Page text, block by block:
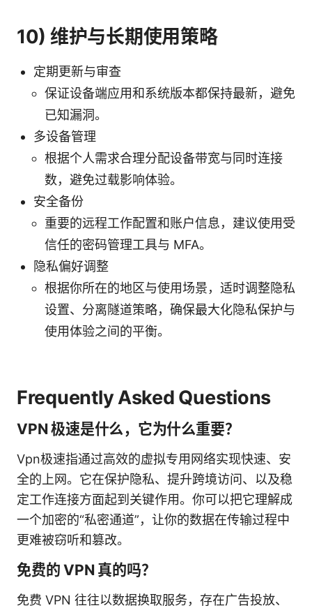
10) 维护与长期使用策略
定期更新与审查
保证设备端应用和系统版本都保持最新，避免
已知漏洞。
多设备管理
根据个人需求合理分配设备带宽与同时连接
数，避免过载影响体验。
安全备份
重要的远程工作配置和账户信息，建议使用受
信任的密码管理工具与 MFA。
隐私偏好调整
根据你所在的地区与使用场景，适时调整隐私
设置、分离隧道策略，确保最大化隐私保护与
使用体验之间的平衡。
Frequently Asked Questions
VPN 极速是什么，它为什么重要？
Vpn极速指通过高效的虚拟专用网络实现快速、安
全的上网。它在保护隐私、提升跨境访问、以及稳
定工作连接方面起到关键作用。你可以把它理解成
一个加密的“私密通道”，让你的数据在传输过程中
更难被窃听和篡改。
免费的 VPN 真的吗？
免费 VPN 往往以数据换取服务，存在广告投放、